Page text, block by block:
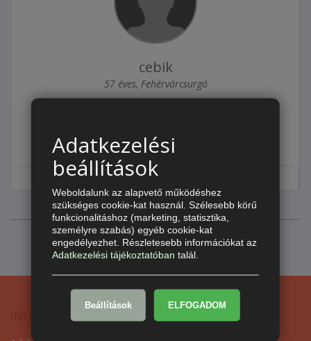
cebik
57 éves, Fehérvárcsurgó
PASIZÓS ÜZENET
INFORMÁCIÓ
Adatkezelési
beállítások
Weboldalunk az alapvető működéshez
szükséges cookie-kat használ. Szélesebb körű
funkcionalitáshoz (marketing, statisztika,
személyre szabás) egyéb cookie-kat
engedélyezhet. Részletesebb információkat az
Adatkezelési tájékoztatóban talál.
Beállítások ELFOGADOM